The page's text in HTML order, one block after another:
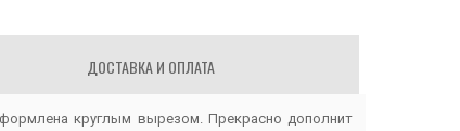
ДОСТАВКА И ОПЛАТА
круглым вырезом. Прекрасно дополнит